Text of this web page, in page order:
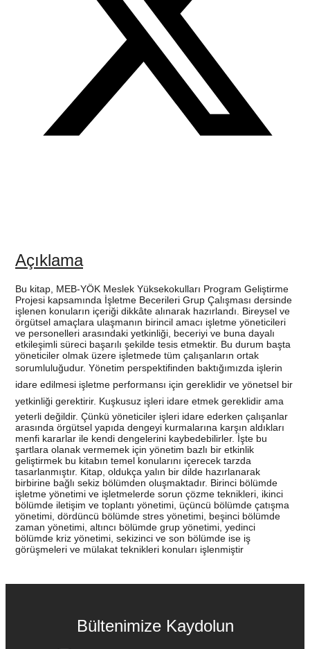
Açıklama
Bu kitap, MEB-YÖK Meslek Yüksekokulları Program Geliştirme
Projesi kapsamında İşletme Becerileri Grup Çalışması dersinde
işlenen konuların içeriği dikkâte alınarak hazırlandı. Bireysel ve
örgütsel amaçlara ulaşmanın birincil amacı işletme yöneticileri
ve personelleri arasındaki yetkinliği, beceriyi ve buna dayalı
etkileşimli süreci başarılı şekilde tesis etmektir. Bu durum başta
yöneticiler olmak üzere işletmede tüm çalışanların ortak
sorumluluğudur. Yönetim perspektifinden baktığımızda işlerin
idare edilmesi işletme performansı için gereklidir ve yönetsel bir
yetkinliği gerektirir. Kuşkusuz işleri idare etmek gereklidir ama
yeterli değildir. Çünkü yöneticiler işleri idare ederken çalışanlar
arasında örgütsel yapıda dengeyi kurmalarına karşın aldıkları
menfi kararlar ile kendi dengelerini kaybedebilirler. İşte bu
şartlara olanak vermemek için yönetim bazlı bir etkinlik
geliştirmek bu kitabın temel konularını içerecek tarzda
tasarlanmıştır. Kitap, oldukça yalın bir dilde hazırlanarak
birbirine bağlı sekiz bölümden oluşmaktadır. Birinci bölümde
işletme yönetimi ve işletmelerde sorun çözme teknikleri, ikinci
bölümde iletişim ve toplantı yönetimi, üçüncü bölümde çatışma
yönetimi, dördüncü bölümde stres yönetimi, beşinci bölümde
zaman yönetimi, altıncı bölümde grup yönetimi, yedinci
bölümde kriz yönetimi, sekizinci ve son bölümde ise iş
görüşmeleri ve mülakat teknikleri konuları işlenmiştir
Bültenimize Kaydolun